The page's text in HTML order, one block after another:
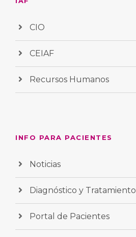
CIO
CEIAF
Recursos Humanos
INFO PARA PACIENTES
Noticias
Diagnóstico y Tratamiento
Portal de Pacientes